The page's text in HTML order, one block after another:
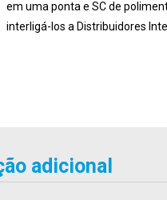
em uma ponta e SC de
interligá-los a Distribuidores
adicional